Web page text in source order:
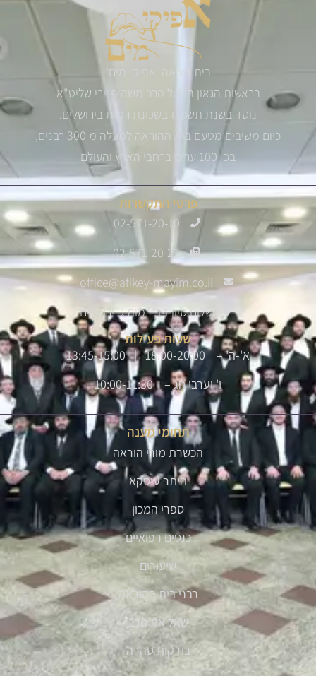
בית הוראה 'אפיקי מים'
בראשות הגאון הגדול הרב משה פנירי שליט"א
נוסד בשנת תשס"ז בשכונת רמות בירושלים.
כיום משיבים מטעם בית ההוראה למעלה מ 300 רבנים,
בכ -100 ערים ברחבי הארץ והעולם
פרטי התקשרות
02-571-20-10
02-571-20-22
office@afikey-mayim.co.il
שלום סיון 14, רמות ג' ירושלים
שעות פעילות
א'-ה' – 18:00-20:00 | 13:45-15:00
ו' וערבי חג – 10:00-11:30
תחומי מענה
הכשרת מורי הוראה
היתר עיסקא
ספרי המכון
כנסים רפואיים
שיעורים
רבני בית ההוראה
שאל את הרב
בודקות טהרה